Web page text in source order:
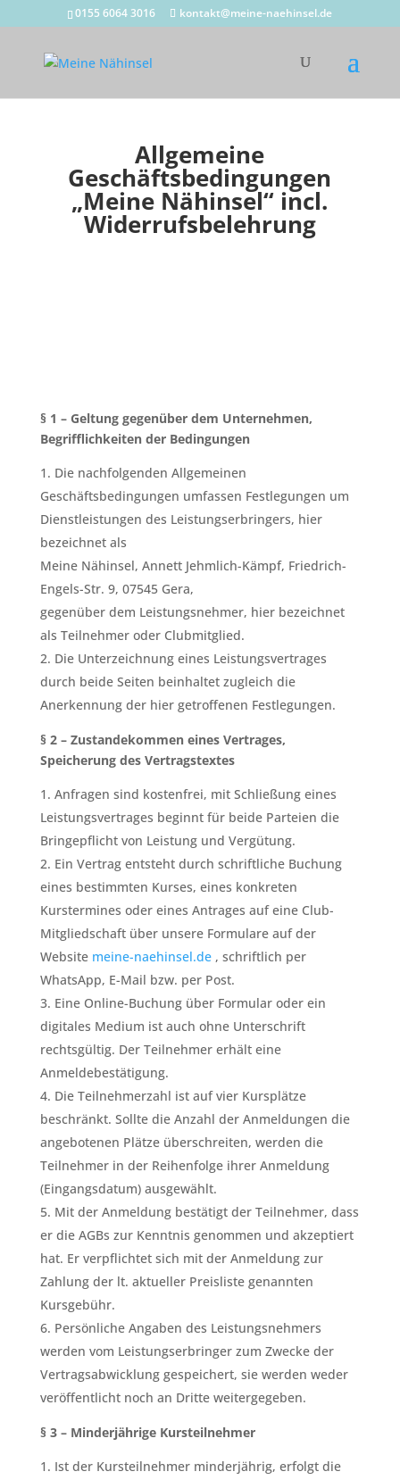
0155 6064 3016 kontakt@meine-naehinsel.de
Allgemeine
Geschäftsbedingungen
„Meine Nähinsel“ incl.
Widerrufsbelehrung
§ 1 – Geltung gegenüber dem Unternehmen,
Begrifflichkeiten der Bedingungen
Die nachfolgenden Allgemeinen
Geschäftsbedingungen umfassen Festlegungen um
Dienstleistungen des Leistungserbringers, hier
bezeichnet als
Meine Nähinsel, Annett Jehmlich-Kämpf, Friedrich-
Engels-Str. 9, 07545 Gera,
gegenüber dem Leistungsnehmer, hier bezeichnet
als Teilnehmer oder Clubmitglied.
Die Unterzeichnung eines Leistungsvertrages
durch beide Seiten beinhaltet zugleich die
Anerkennung der hier getroffenen Festlegungen.
§ 2 – Zustandekommen eines Vertrages,
Speicherung des Vertragstextes
Anfragen sind kostenfrei, mit Schließung eines
Leistungsvertrages beginnt für beide Parteien die
Bringepflicht von Leistung und Vergütung.
Ein Vertrag entsteht durch schriftliche Buchung
eines bestimmten Kurses, eines konkreten
Kurstermines oder eines Antrages auf eine Club-
Mitgliedschaft über unsere Formulare auf der
Website meine-naehinsel.de, schriftlich per
WhatsApp, E-Mail bzw. per Post.
Eine Online-Buchung über Formular oder ein
digitales Medium ist auch ohne Unterschrift
rechtsgültig. Der Teilnehmer erhält eine
Anmeldebestätigung.
Die Teilnehmerzahl ist auf vier Kursplätze
beschränkt. Sollte die Anzahl der Anmeldungen die
angebotenen Plätze überschreiten, werden die
Teilnehmer in der Reihenfolge ihrer Anmeldung
(Eingangsdatum) ausgewählt.
Mit der Anmeldung bestätigt der Teilnehmer, dass
er die AGBs zur Kenntnis genommen und akzeptiert
hat. Er verpflichtet sich mit der Anmeldung zur
Zahlung der lt. aktueller Preisliste genannten
Kursgebühr.
Persönliche Angaben des Leistungsnehmers
werden vom Leistungserbringer zum Zwecke der
Vertragsabwicklung gespeichert, sie werden weder
veröffentlicht noch an Dritte weitergegeben.
§ 3 – Minderjährige Kursteilnehmer
Ist der Kursteilnehmer minderjährig, erfolgt die